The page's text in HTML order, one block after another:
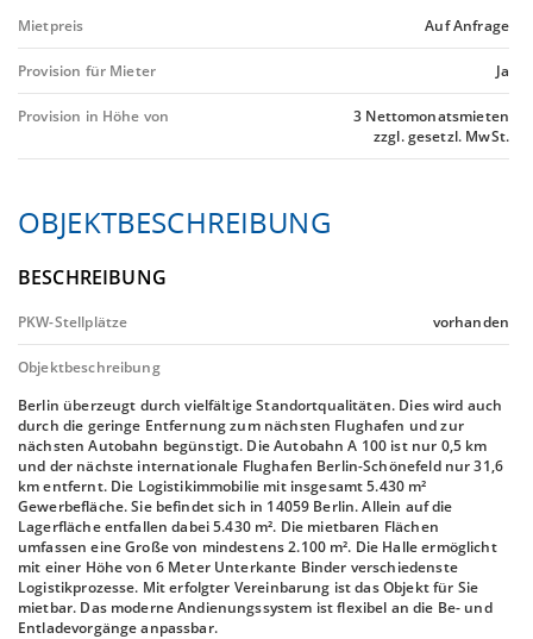
Mietpreis Auf Anfrage
Provision für Mieter Ja
Provision in Höhe von
3 Nettomonatsmieten
zzgl. gesetzl. MwSt.
OBJEKTBESCHREIBUNG
BESCHREIBUNG
PKW-Stellplätze vorhanden
Objektbeschreibung
Berlin überzeugt durch vielfältige Standortqualitäten. Dies wird auch
durch die geringe Entfernung zum nächsten Flughafen und zur
nächsten Autobahn begünstigt. Die Autobahn A 100 ist nur 0,5 km
und der nächste internationale Flughafen Berlin-Schönefeld nur 31,6
km entfernt. Die Logistikimmobilie mit insgesamt 5.430 m²
Gewerbefläche. Sie befindet sich in 14059 Berlin. Allein auf die
Lagerfläche entfallen dabei 5.430 m². Die mietbaren Flächen
umfassen eine Große von mindestens 2.100 m². Die Halle ermöglicht
mit einer Höhe von 6 Meter Unterkante Binder verschiedenste
Logistikprozesse. Mit erfolgter Vereinbarung ist das Objekt für Sie
mietbar. Das moderne Andienungssystem ist flexibel an die Be- und
Entladevorgänge anpassbar.